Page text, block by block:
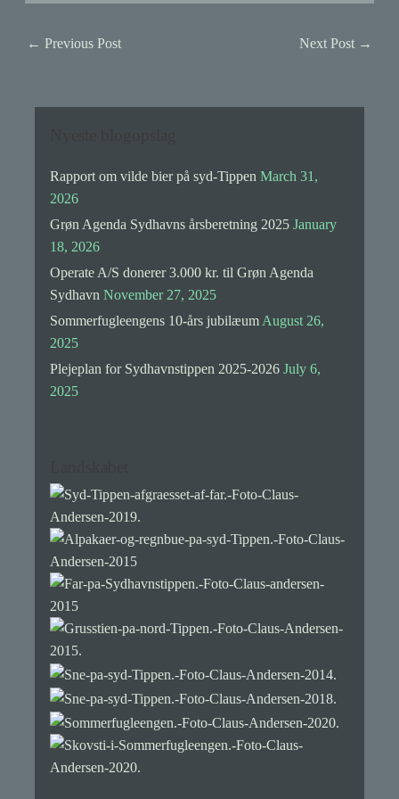
← Previous Post Next Post →
Rapport om vilde bier på syd-Tippen March 31,
2026
Grøn Agenda Sydhavns årsberetning 2025 January
18, 2026
Operate A/S donerer 3.000 kr. til Grøn Agenda
Sydhavn November 27, 2025
Sommerfugleengens 10-års jubilæum August 26,
2025
Plejeplan for Sydhavnstippen 2025-2026 July 6,
2025